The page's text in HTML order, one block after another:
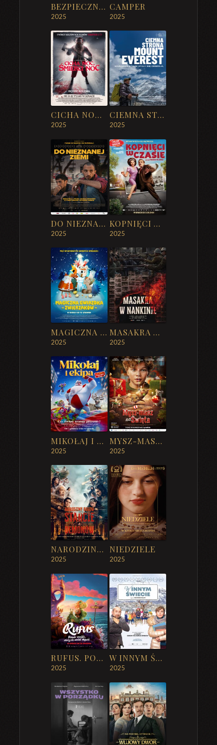
BEZPIECZNE MIEJSCE
2025
CAMPER
2025
CICHA NOC, ŚMIERCI NOC
2025
CIEMNA STRONA MOUNT EVEREST
2025
DO NIEZNANEJ ZIEMI
2025
KOPNIĘCI W CZASIE
2025
MAGICZNA GWIAZDKA ZWIERZAKÓW
2025
MASAKRA W NANKINIE
2025
MIKOŁAJ I EKIPA
2025
MYSZ-MASZ NA ŚWIĘTA
2025
NARODZINY BOGÓW 2: STARCIE DEMONÓW
2025
NIEDZIELE
2025
RUFUS. POTWÓR MORSKI, KTÓRY NIE UMIAŁ PŁYWAĆ
2025
W INNYM ŚWIECIE
2025